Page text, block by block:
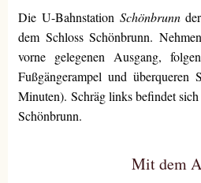
Die U-Bahnstation Schönbrunn
dem Schloss Schönbrunn.
vorne gelegenen Ausgang,
Fußgängerampel und
Minuten). Schräg links befindet
Schönbrunn.
Mit dem